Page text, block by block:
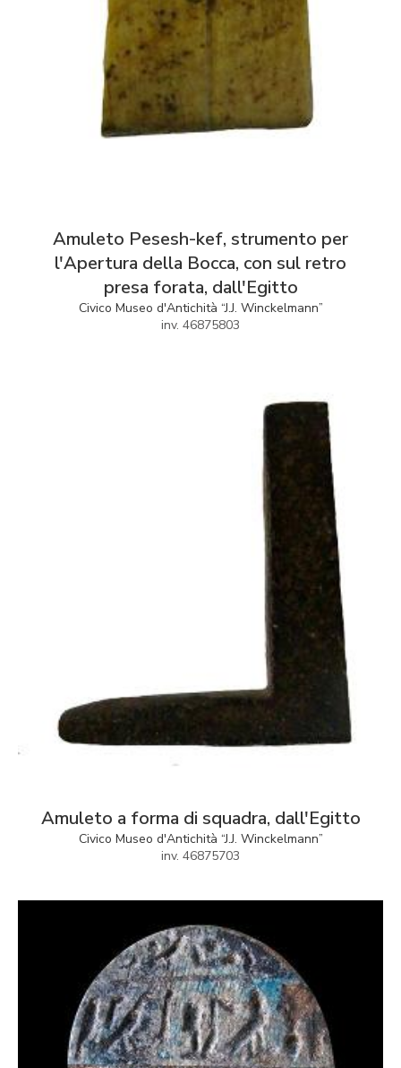
Amuleto Pesesh-kef, strumento per
l'Apertura della Bocca, con sul retro
presa forata, dall'Egitto
Civico Museo d'Antichità “J.J. Winckelmann”
inv. 46875803
Amuleto a forma di squadra, dall'Egitto
Civico Museo d'Antichità “J.J. Winckelmann”
inv. 46875703